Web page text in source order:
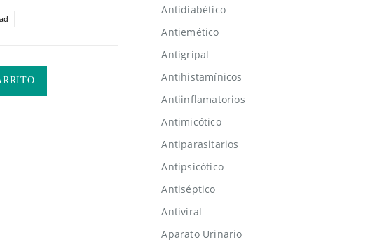
Antidiabético
Antiemético
Antigripal
Antihistamínicos
Antiinflamatorios
Antimicótico
Antiparasitarios
Antipsicótico
Antiséptico
Antiviral
Aparato Urinario